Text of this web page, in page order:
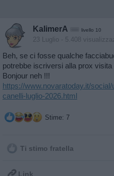
KalimerA livello 10
23 Luglio - 5.408
Beh, se ci fosse qualche
potrebbe iscriversi alla prox
Bonjour neh !!!
https://www.novaratoday.it/
canelli-luglio-2026.html
Stime: 7
Ti stimo fratella
 Link